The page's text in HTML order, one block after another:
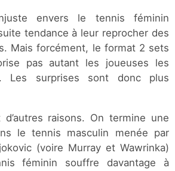
envers le tennis féminin
tendance à leur reprocher des
Mais forcément, le format 2 sets
pas autant les joueuses les
Les surprises sont donc plus
d’autres raisons. On termine une
le tennis masculin menée par
(voire Murray et Wawrinka)
féminin souffre davantage à